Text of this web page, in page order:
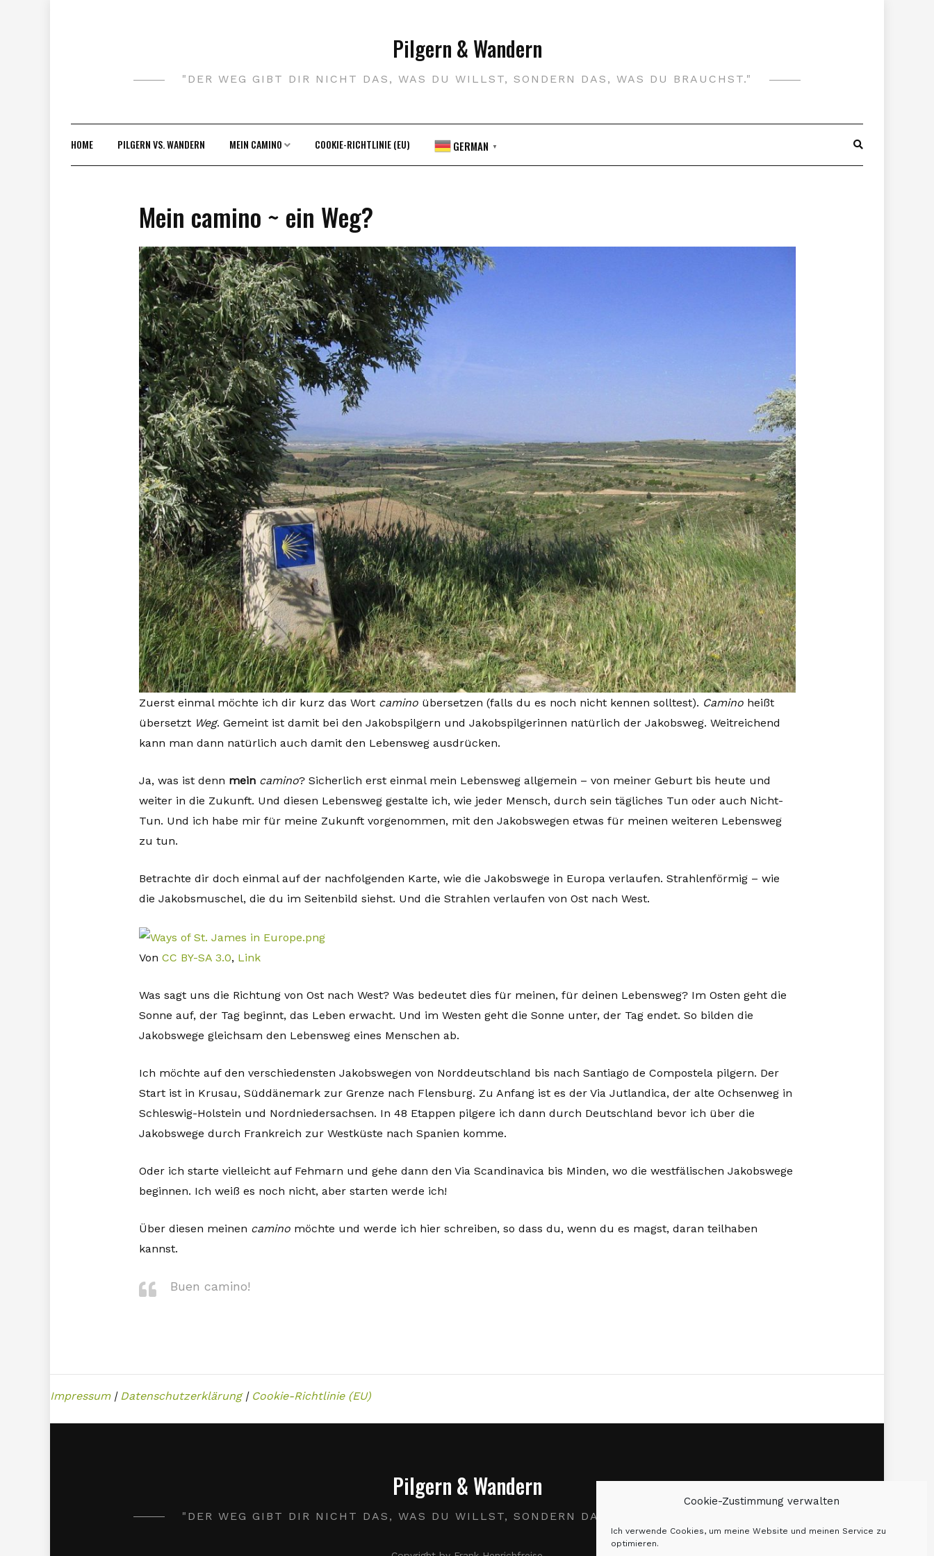
Cookie-Zustimmung verwalten
Ich verwende Cookies, um meine Website und meinen Service zu
optimieren.
Pilgern & Wandern
"DER WEG GIBT DIR NICHT DAS, WAS DU WILLST, SONDERN DAS, WAS DU BRAUCHST."
HOME PILGERN VS. WANDERN MEIN CAMINO COOKIE-RICHTLINIE (EU) GERMAN ▼
Mein camino ~ ein Weg?
Zuerst einmal möchte ich dir kurz das Wort caminoübersetzen (falls du es noch nicht kennen solltest). Caminoheißt
übersetzt Weg. Gemeint ist damit bei den Jakobspilgern und Jakobspilgerinnen natürlich der Jakobsweg. Weitreichend
kann man dann natürlich auch damit den Lebensweg ausdrücken.
Ja, was ist denn mein camino? Sicherlich erst einmal mein Lebensweg allgemein – von meiner Geburt bis heute und
weiter in die Zukunft. Und diesen Lebensweg gestalte ich, wie jeder Mensch, durch sein tägliches Tun oder auch Nicht-
Tun. Und ich habe mir für meine Zukunft vorgenommen, mit den Jakobswegen etwas für meinen weiteren Lebensweg
zu tun.
Betrachte dir doch einmal auf der nachfolgenden Karte, wie die Jakobswege in Europa verlaufen. Strahlenförmig – wie
die Jakobsmuschel, die du im Seitenbild siehst. Und die Strahlen verlaufen von Ost nach West.
Von CC BY-SA 3.0, Link
Was sagt uns die Richtung von Ost nach West? Was bedeutet dies für meinen, für deinen Lebensweg? Im Osten geht die
Sonne auf, der Tag beginnt, das Leben erwacht. Und im Westen geht die Sonne unter, der Tag endet. So bilden die
Jakobswege gleichsam den Lebensweg eines Menschen ab.
Ich möchte auf den verschiedensten Jakobswegen von Norddeutschland bis nach Santiago de Compostela pilgern. Der
Start ist in Krusau, Süddänemark zur Grenze nach Flensburg. Zu Anfang ist es der Via Jutlandica, der alte Ochsenweg in
Schleswig-Holstein und Nordniedersachsen. In 48 Etappen pilgere ich dann durch Deutschland bevor ich über die
Jakobswege durch Frankreich zur Westküste nach Spanien komme.
Oder ich starte vielleicht auf Fehmarn und gehe dann den Via Scandinavica bis Minden, wo die westfälischen Jakobswege
beginnen. Ich weiß es noch nicht, aber starten werde ich!
Über diesen meinen caminomöchte und werde ich hier schreiben, so dass du, wenn du es magst, daran teilhaben
kannst.
Buen camino!
Impressum| Datenschutzerklärung| Cookie-Richtlinie (EU)
Pilgern & Wandern
"DER WEG GIBT DIR NICHT DAS, WAS DU WILLST, SONDERN DAS, WAS DU BRAUCHST."